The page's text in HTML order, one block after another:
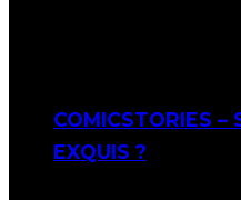
COMICSTORIES –
EXQUIS ?